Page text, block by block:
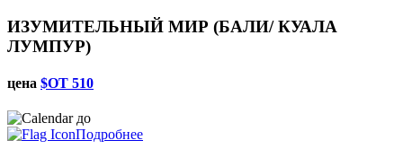
ИЗУМИТЕЛЬНЫЙ МИР (БАЛИ/ КУАЛА
ЛУМПУР)
цена $ОТ 510
до
Подробнее